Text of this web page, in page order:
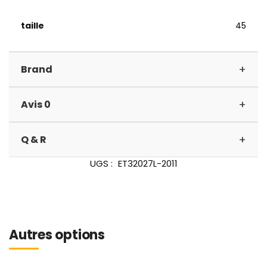
taille 45
Brand +
Avis 0 +
Q & R +
UGS : ET32027L-2011
Autres options